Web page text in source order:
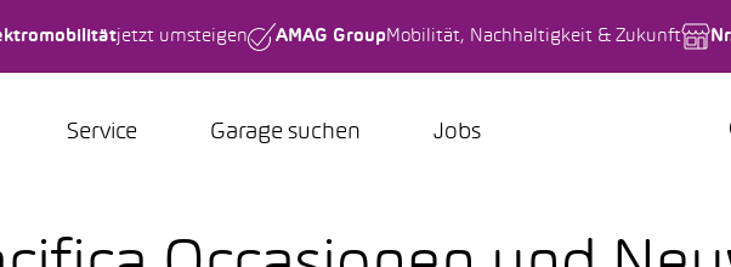
jetzt umsteigen AMAG Group Mobilität, Nachhaltigkeit & Zukunft
Service Garage suchen Jobs